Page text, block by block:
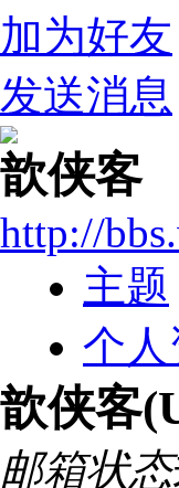
加为好友
发送消息
歆侠客
http://
主题
个
歆侠客
邮箱状态